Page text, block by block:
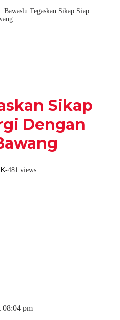
Bawaslu Tegaskan Sikap Siap
Sikap
Dengan
-481 views
08:04 pm